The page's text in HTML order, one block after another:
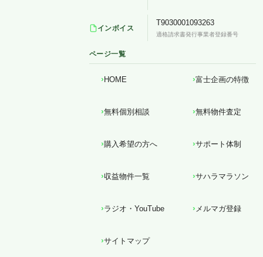
インボイス
T9030001093263
適格請求書発行事業者登録番号
ページ一覧
HOME 富士企画の特徴
無料個別相談 無料物件査定
購入希望の方へ サポート体制
収益物件一覧 サハラマラソン
ラジオ・YouTube メルマガ登録
サイトマップ